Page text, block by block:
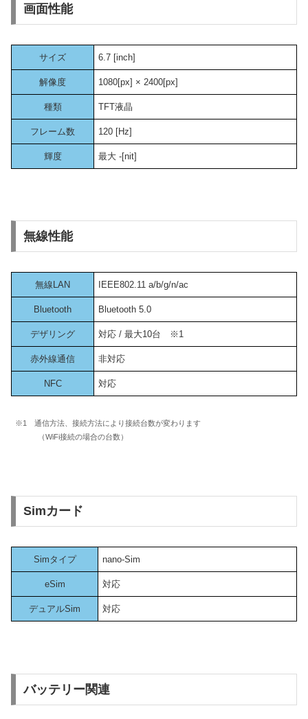
画面性能
サイズ 6.7 [inch]
解像度 1080[px] × 2400[px]
種類 TFT液晶
フレーム数 120 [Hz]
輝度 最大 -[nit]
無線性能
無線LAN IEEE802.11 a/b/g/n/ac
Bluetooth Bluetooth 5.0
デザリング 対応 / 最大10台 ※1
赤外線通信 非対応
NFC 対応
※1 通信方法、接続方法により接続台数が変わります
（WiFi接続の場合の台数）
Simカード
Simタイプ nano-Sim
eSim 対応
デュアルSim 対応
バッテリー関連